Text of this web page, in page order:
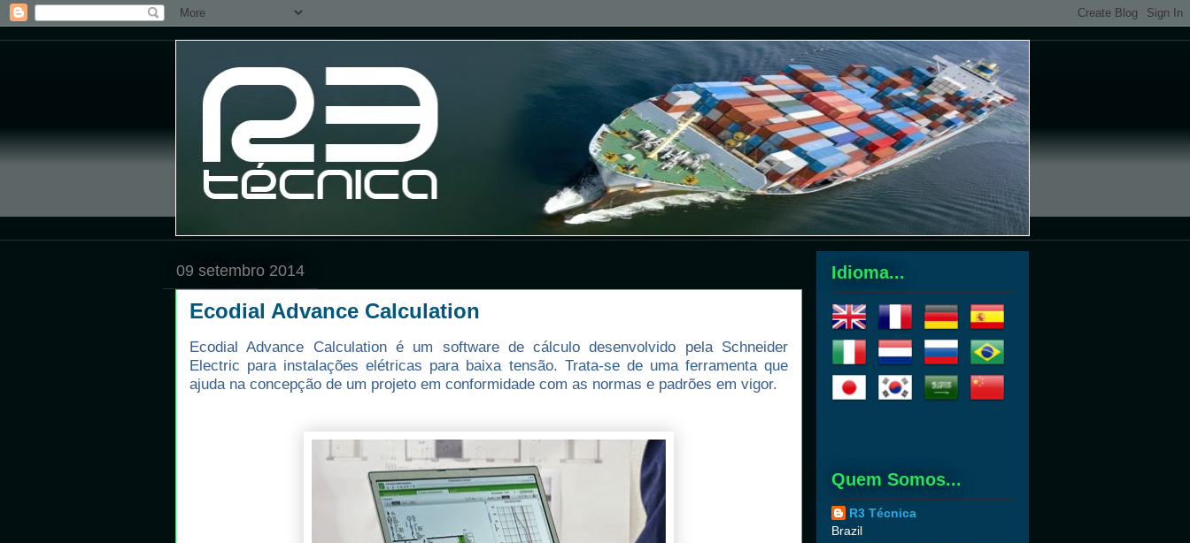
09 setembro 2014
Ecodial Advance Calculation
Ecodial Advance Calculation é um software de cálculo desenvolvido pela Schneider
Electric para instalações elétricas para baixa tensão. Trata-se de uma ferramenta que
ajuda na concepção de um projeto em conformidade com as normas e padrões em vigor.
Idioma...
Quem Somos...
R3 Técnica
Brazil